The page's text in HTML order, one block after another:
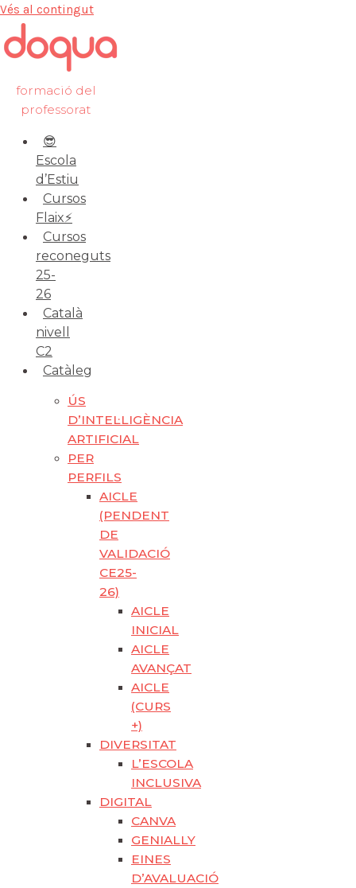
Vés al contingut
formació del
professorat
😎
Escola
d’Estiu
Cursos
Flaix⚡️
Cursos
reconeguts
25-
26
Català
nivell
C2
Catàleg
ÚS
D’INTEL·LIGÈNCIA
ARTIFICIAL
PER
PERFILS
AICLE
(PENDENT
DE
VALIDACIÓ
CE25-
26)
AICLE
INICIAL
AICLE
AVANÇAT
AICLE
(CURS
+)
DIVERSITAT
L’ESCOLA
INCLUSIVA
DIGITAL
CANVA
GENIALLY
EINES
D’AVALUACIÓ